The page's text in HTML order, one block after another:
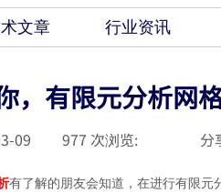
文章 行业资讯
，有限元分析网
09 977 次浏览: 分
有了解的朋友会知道，在进行有限元